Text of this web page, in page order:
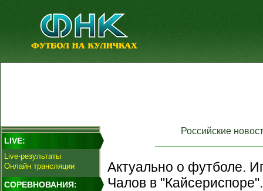
LIVE:
Live-результаты
Онлайн трансляции
СОРЕВНОВАНИЯ:
Российские
Актуально о футболе.
Чалов в "Кайсериспоре".